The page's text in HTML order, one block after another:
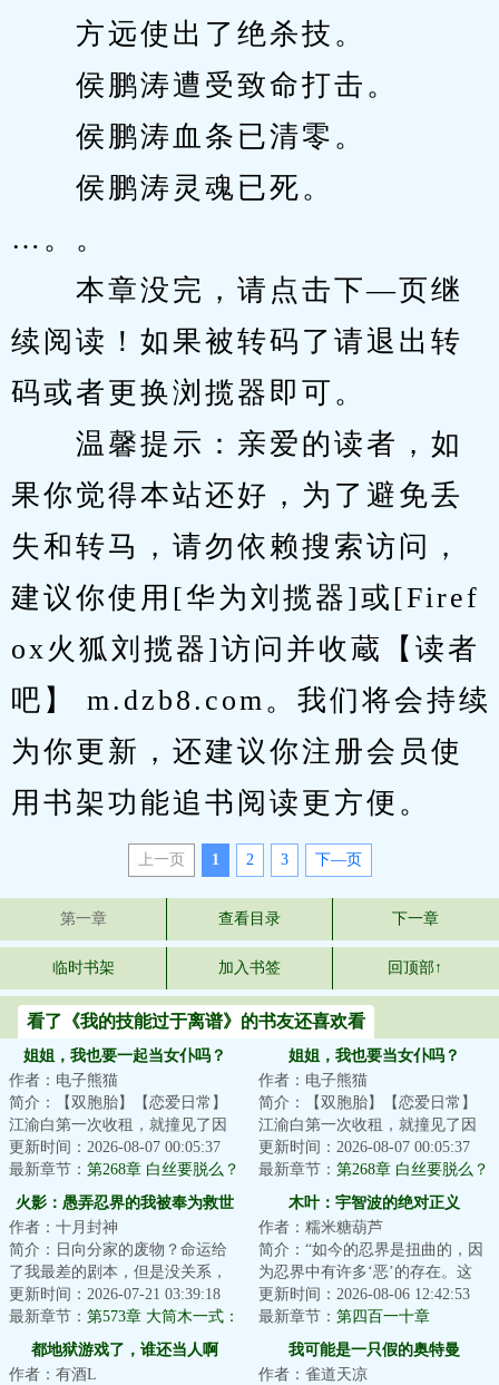
方远使出了绝杀技。
侯鹏涛遭受致命打击。
侯鹏涛血条已清零。
侯鹏涛灵魂已死。
…。。
本章没完，请点击下—页继
续阅读！如果被转码了请退出转
码或者更换浏揽器即可。
温馨提示：亲爱的读者，如
果你觉得本站还好，为了避免丢
失和转马，请勿依赖搜索访问，
建议你使用[华为刘揽器]或[Firef
ox火狐刘揽器]访问并收蔵【读者
吧】 m.dzb8.com。我们将会持续
为你更新，还建议你注册会员使
用书架功能追书阅读更方便。
上一页 1 2 3 下—页
第一章 查看目录 下一章
临时书架 加入书签 回顶部↑
看了《我的技能过于离谱》的书友还喜欢看
姐姐，我也要一起当女仆吗？
作者：电子熊猫
简介：【双胞胎】【恋爱日常】
江渝白第一次收租，就撞见了因
为没钱交租而对房东苦苦哀求的
双胞胎姐妹林见...
更新时间：2026-08-07 00:05:37
最新章节： 第268章 白丝要脱么？
姐姐，我也要当女仆吗？
作者：电子熊猫
简介：【双胞胎】【恋爱日常】
江渝白第一次收租，就撞见了因
为没钱交租的双胞胎姐妹林见
夏：事先说好，还...
更新时间：2026-08-07 00:05:37
最新章节： 第268章 白丝要脱么？
火影：愚弄忍界的我被奉为救世
作者：十月封神
简介：日向分家的废物？命运给
了我最差的剧本，但是没关系，
我生来就是最好的演员。准备好
了吗？我叫日向...
更新时间：2026-07-21 03:39:18
最新章节： 第573章 大筒木一式：
日向云川！你怎么敢？！！
木叶：宇智波的绝对正义
作者：糯米糖葫芦
简介：“如今的忍界是扭曲的，因
为忍界中有许多‘恶’的存在。这
些‘恶’造就了乱象局势，滋生了数
之不尽...
更新时间：2026-08-06 12:42:53
最新章节： 第四百一十章
都地狱游戏了，谁还当人啊
作者：有酒L
我可能是一只假的奥特曼
作者：雀道天凉